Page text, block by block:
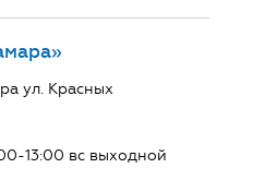
ул. Красных
13:00 вс выходной